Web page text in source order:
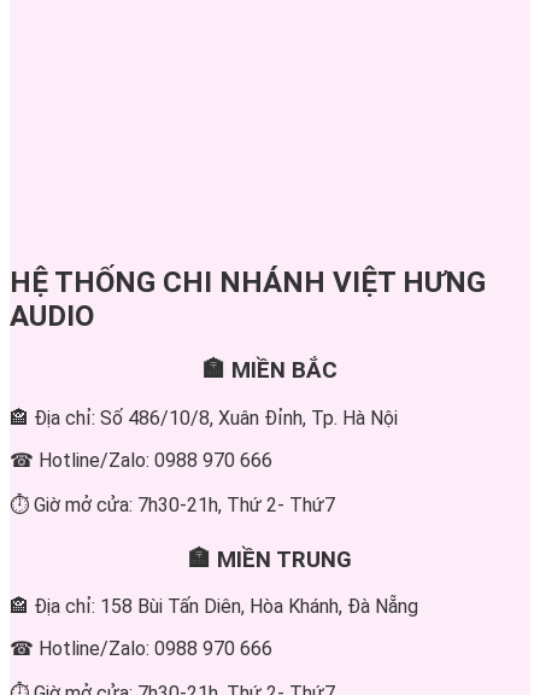
HỆ THỐNG CHI NHÁNH VIỆT HƯNG
AUDIO
🏣 MIỀN BẮC
🏤 Địa chỉ: Số 486/10/8, Xuân Đỉnh, Tp. Hà Nội
☎ Hotline/Zalo: 0988 970 666
⏱ Giờ mở cửa: 7h30-21h, Thứ 2- Thứ7
🏣 MIỀN TRUNG
🏤 Địa chỉ: 158 Bùi Tấn Diên, Hòa Khánh, Đà Nẵng
☎ Hotline/Zalo: 0988 970 666